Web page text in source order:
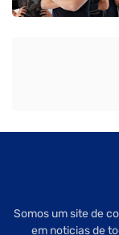
Somos um site de
em noticias de